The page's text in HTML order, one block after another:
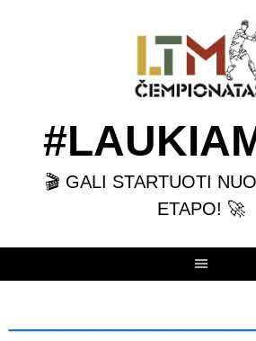
🎬 GALI STARTUOTI
ETAPO! 🚀